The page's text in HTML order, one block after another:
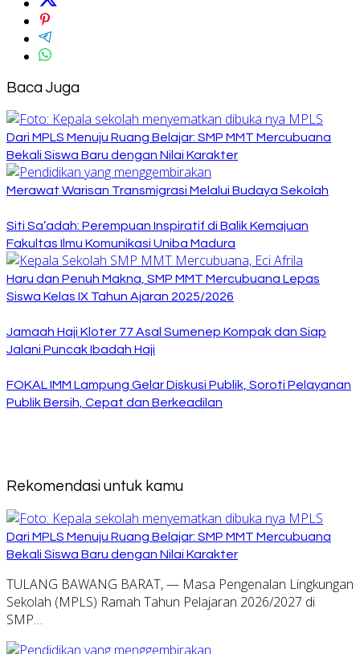
Baca Juga
Dari MPLS Menuju Ruang Belajar: SMP MMT Mercubuana
Bekali Siswa Baru dengan Nilai Karakter
Merawat Warisan Transmigrasi Melalui Budaya Sekolah
Siti Sa’adah: Perempuan Inspiratif di Balik Kemajuan
Fakultas Ilmu Komunikasi Uniba Madura
Haru dan Penuh Makna, SMP MMT Mercubuana Lepas
Siswa Kelas IX Tahun Ajaran 2025/2026
Jamaah Haji Kloter 77 Asal Sumenep Kompak dan Siap
Jalani Puncak Ibadah Haji
FOKAL IMM Lampung Gelar Diskusi Publik, Soroti Pelayanan
Publik Bersih, Cepat dan Berkeadilan
Rekomendasi untuk kamu
Dari MPLS Menuju Ruang Belajar: SMP MMT Mercubuana
Bekali Siswa Baru dengan Nilai Karakter
TULANG BAWANG BARAT, — Masa Pengenalan Lingkungan
Sekolah (MPLS) Ramah Tahun Pelajaran 2026/2027 di
SMP…